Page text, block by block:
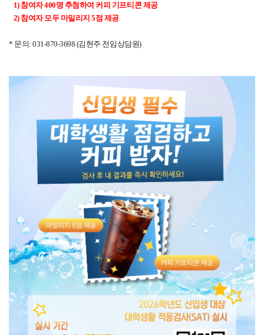
1) 참여자 400명 추첨하여 커피 기프티콘 제공
2) 참여자 모두 마일리지 5점 제공
* 문의: 031-870-3698 (김현주 전임상담원)